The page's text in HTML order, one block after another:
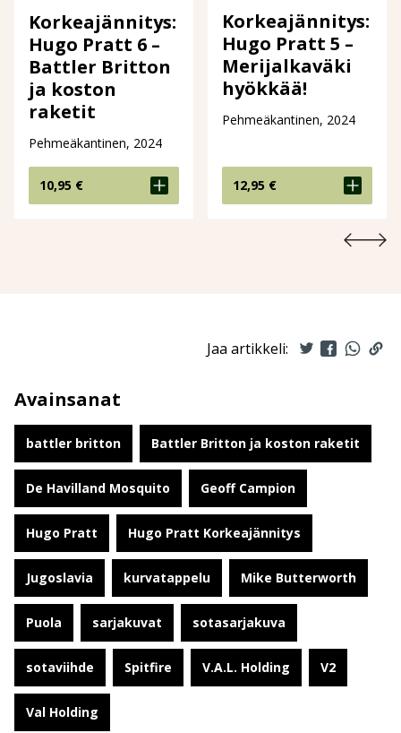
Korkeajännitys:
Hugo Pratt 6 –
Battler Britton
ja koston
raketit
Pehmeäkantinen, 2024
10,95 €
Korkeajännitys:
Hugo Pratt 5 –
Merijalkaväki
hyökkää!
Pehmeäkantinen, 2024
12,95 €
Jaa artikkeli:
Avainsanat
battler britton Battler Britton ja koston raketit
De Havilland Mosquito Geoff Campion
Hugo Pratt Hugo Pratt Korkeajännitys
Jugoslavia kurvatappelu Mike Butterworth
Puola sarjakuvat sotasarjakuva
sotaviihde Spitfire V.A.L. Holding V2
Val Holding